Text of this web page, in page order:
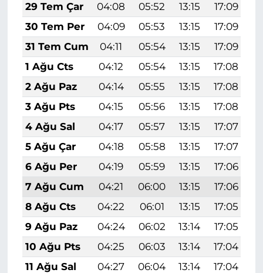
29 Tem Çar
04:08 05:52 13:15 17:09
30 Tem Per
04:09 05:53 13:15 17:09
31 Tem Cum
04:11 05:54 13:15 17:09
1 Ağu Cts
04:12 05:54 13:15 17:08
2 Ağu Paz
04:14 05:55 13:15 17:08
3 Ağu Pts
04:15 05:56 13:15 17:08
4 Ağu Sal
04:17 05:57 13:15 17:07
5 Ağu Çar
04:18 05:58 13:15 17:07
6 Ağu Per
04:19 05:59 13:15 17:06
7 Ağu Cum
04:21 06:00 13:15 17:06
8 Ağu Cts
04:22 06:01 13:15 17:05
9 Ağu Paz
04:24 06:02 13:14 17:05
10 Ağu Pts
04:25 06:03 13:14 17:04
11 Ağu Sal
04:27 06:04 13:14 17:04